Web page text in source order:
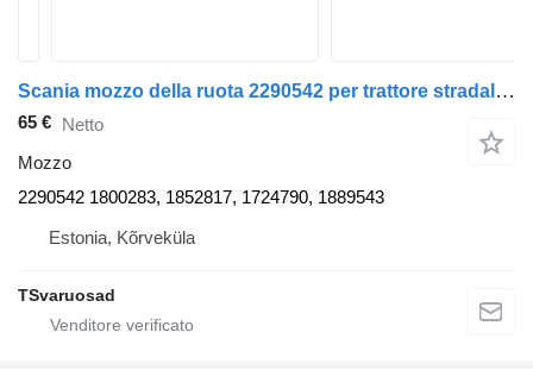
Scania mozzo della ruota 2290542 per trattore stradale Scania R440
65 € Netto
Mozzo
2290542 1800283, 1852817, 1724790, 1889543
Estonia, Kõrveküla
TSvaruosad